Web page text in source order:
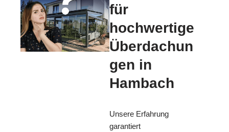
für
hochwertige
Überdachun
gen in
Hambach
Unsere Erfahrung
garantiert